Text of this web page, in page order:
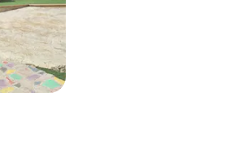
Bewertungen